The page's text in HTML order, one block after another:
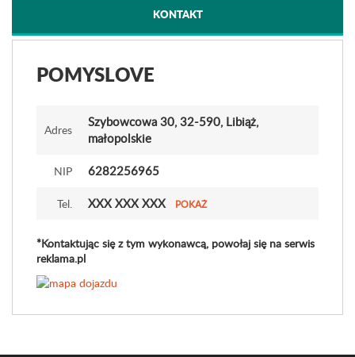
KONTAKT
POMYSLOVE
Adres
Szybowcowa 30, 32-590, Libiąż,
małopolskie
NIP 6282256965
Tel. XXX XXX XXX POKAŻ
*Kontaktując się z tym wykonawcą, powołaj się na serwis
reklama.pl